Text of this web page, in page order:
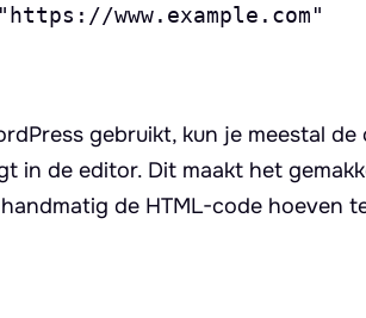
www.example.com"
gebruikt, kun je meestal
in de editor. Dit maakt het
de HTML-code hoeven